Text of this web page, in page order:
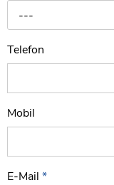
---
Telefon
Mobil
E-Mail *